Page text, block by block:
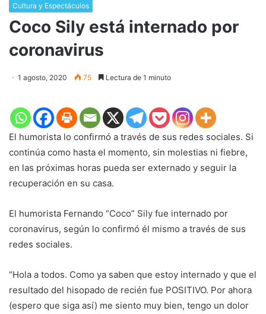
Cultura y Espectáculos
Coco Sily está internado por
coronavirus
1 agosto, 2020 75 Lectura de 1 minuto
El humorista lo confirmó a través de sus redes sociales. Si
continúa como hasta el momento, sin molestias ni fiebre,
en las próximas horas pueda ser externado y seguir la
recuperación en su casa.
El humorista Fernando “Coco” Sily fue internado por
coronavirus, según lo confirmó él mismo a través de sus
redes sociales.
“Hola a todos. Como ya saben que estoy internado y que el
resultado del hisopado de recién fue POSITIVO. Por ahora
(espero que siga así) me siento muy bien, tengo un dolor